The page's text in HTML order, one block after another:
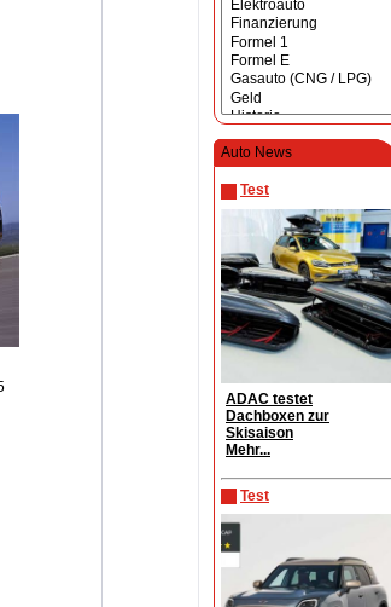
Auto News
Test
ADAC testet
Dachboxen zur
Skisaison
Mehr...
Test